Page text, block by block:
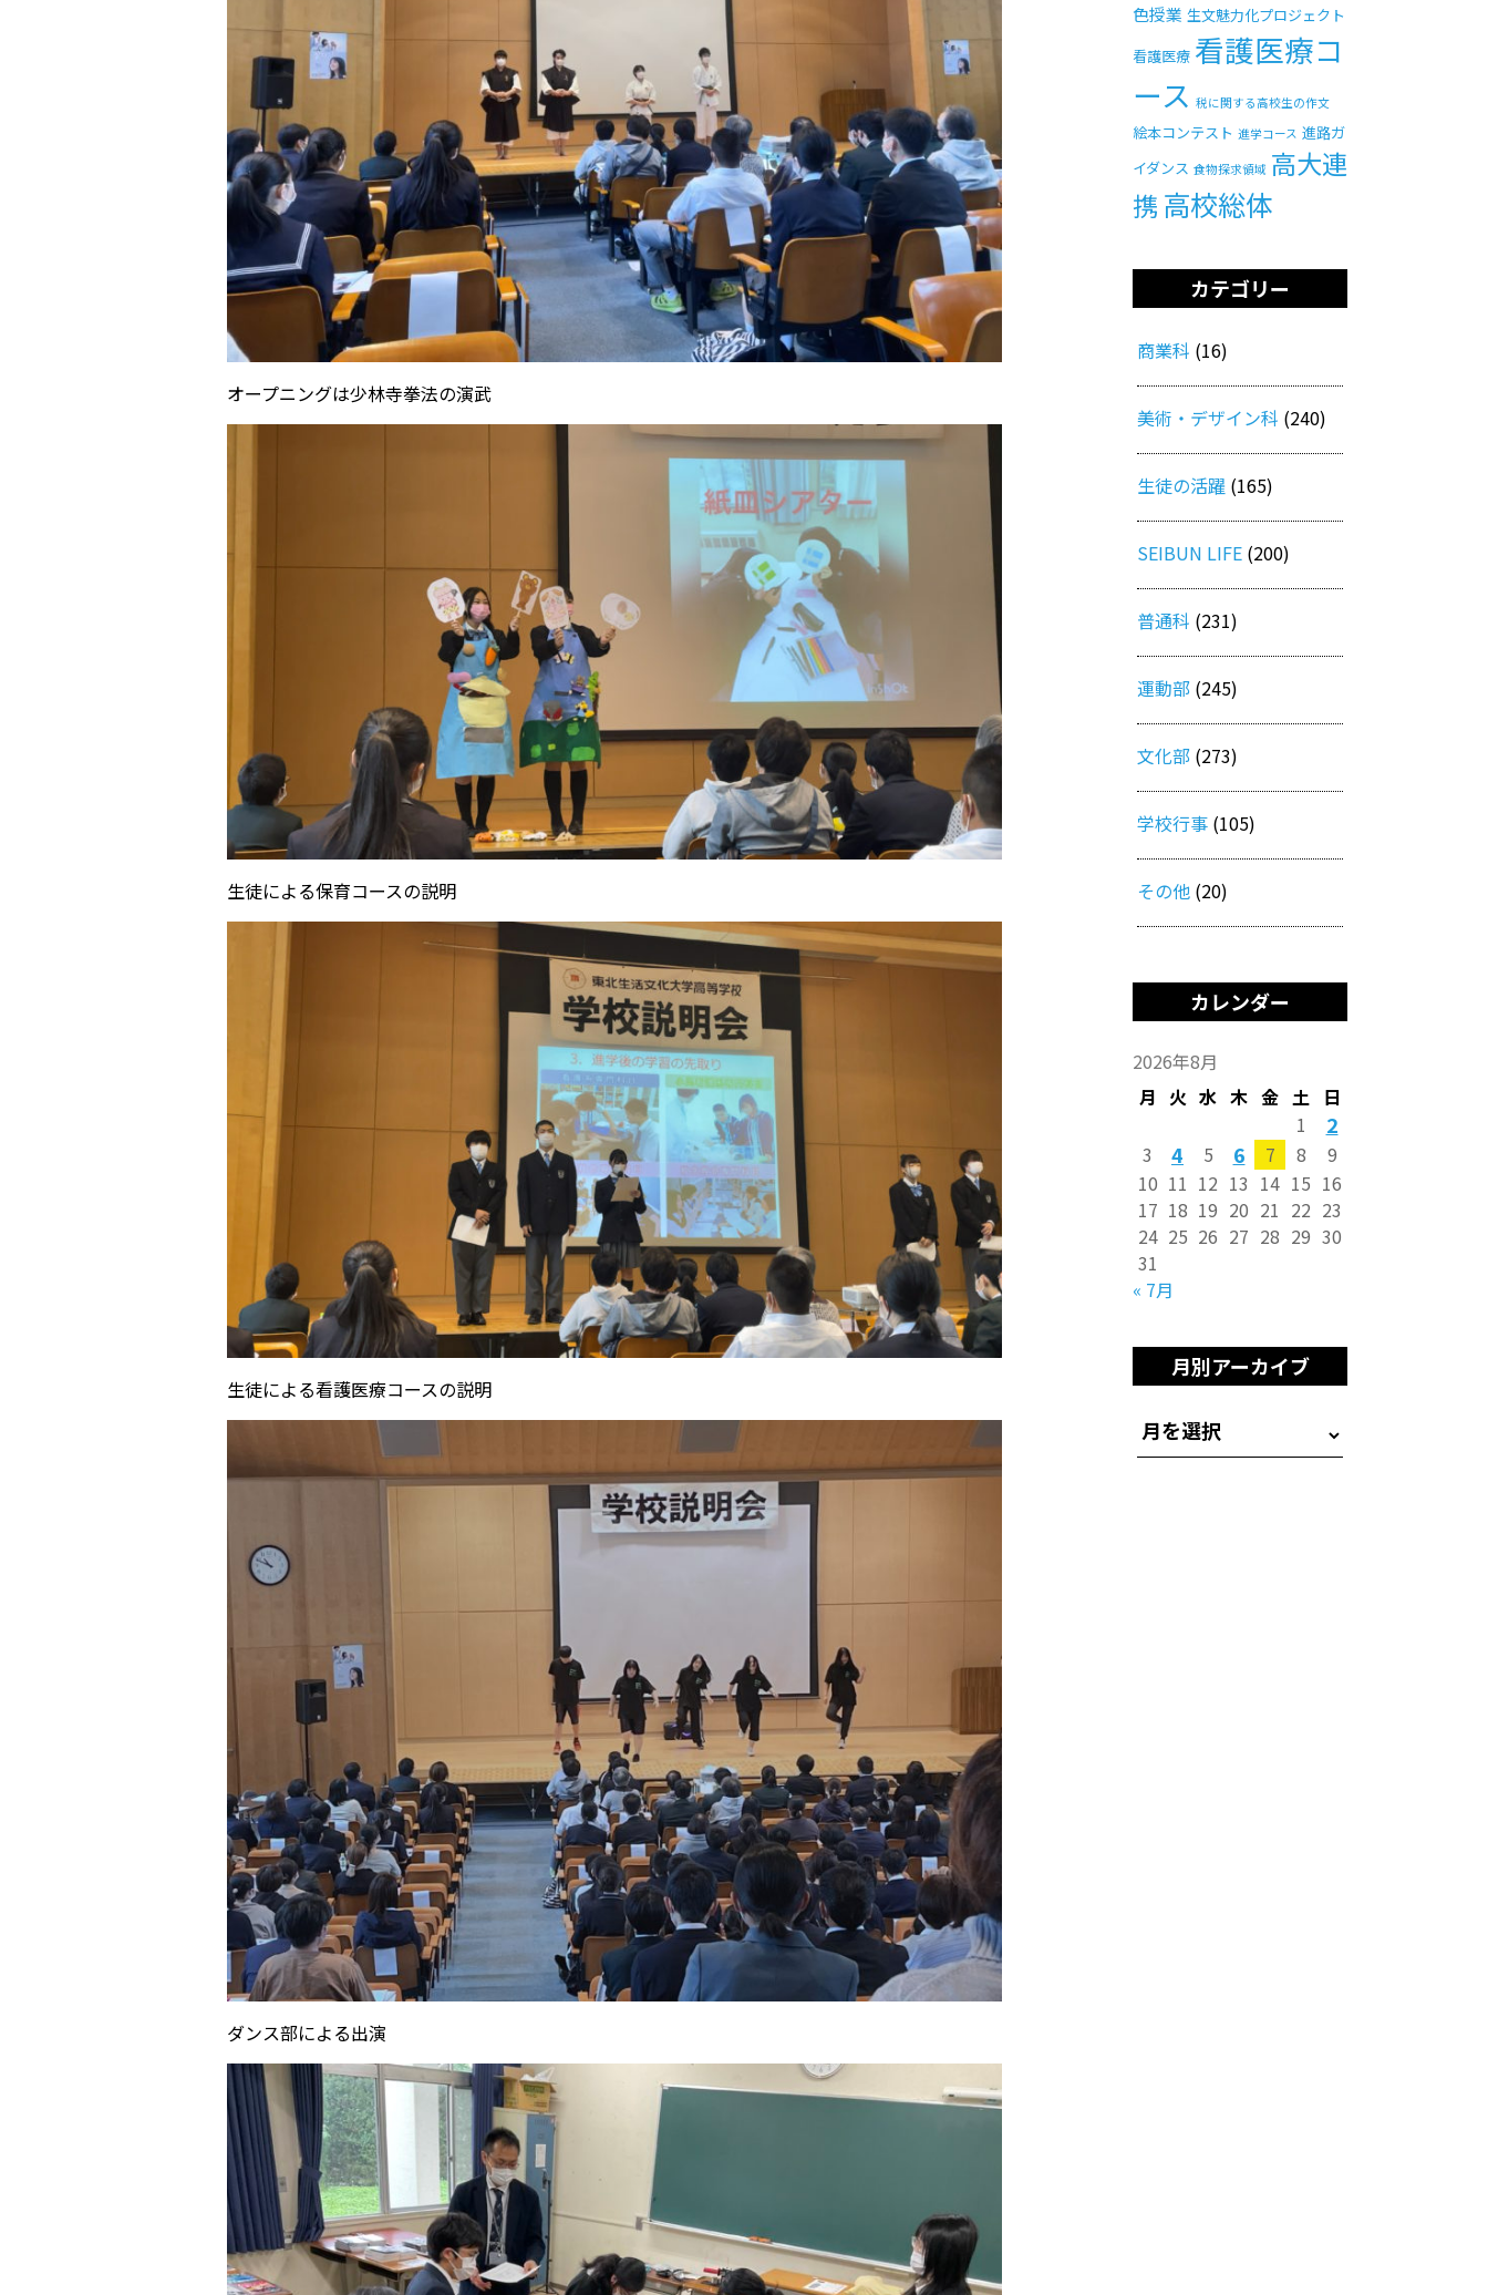
オープニングは少林寺拳法の演武
生徒による保育コースの説明
生徒による看護医療コースの説明
ダンス部による出演
色授業 生文魅力化プロジェクト
看護医療 看護医療コ
ース 税に関する高校生の作文
絵本コンテスト 進学コース 進路ガ
イダンス 食物探求領域 高大連
携 高校総体
カテゴリー
商業科 (16)
美術・デザイン科 (240)
生徒の活躍 (165)
SEIBUN LIFE (200)
普通科 (231)
運動部 (245)
文化部 (273)
学校行事 (105)
その他 (20)
カレンダー
2026年8月
月 火 水 木 金 土 日
« 7月
1 2
3 4 5 6 7 8
9
10 11 12 13 14 15 16
17 18 19 20 21 22 23
24 25 26 27 28 29 30
31
月別アーカイブ